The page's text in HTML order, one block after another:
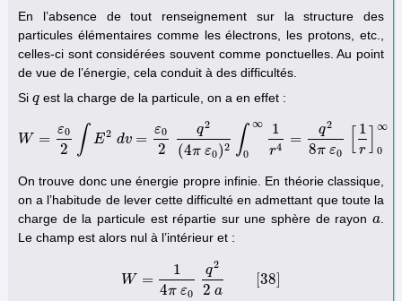
En l’absence de tout renseignement sur la structure des
particules élémentaires comme les électrons, les protons, etc.,
celles-ci sont considérées souvent comme ponctuelles. Au point
de vue de l’énergie, cela conduit à des difficultés.
Si q
q est la charge de la particule, on a en effet :
W =
ε0
2 ∫ E2 dv =
ε0
2
q2
(4π ε0)2 ∫ ∞
0
1
r4 =
q2
8π ε0
1
r
∞
0
W= ε02∫ E2 dv= ε02 q2(4π ε0) ∫0 r4= q28 π ε0 [1 0∞
On trouve donc une énergie propre infinie. En théorie classique,
on a l’habitude de lever cette difficulté en admettant que toute la
charge de la particule est répartie sur une sphère de rayon a
a.
Le champ est alors nul à l’intérieur et :
W =
1
4π ε0
q2
2 a
[38
W =14π ε0 q22